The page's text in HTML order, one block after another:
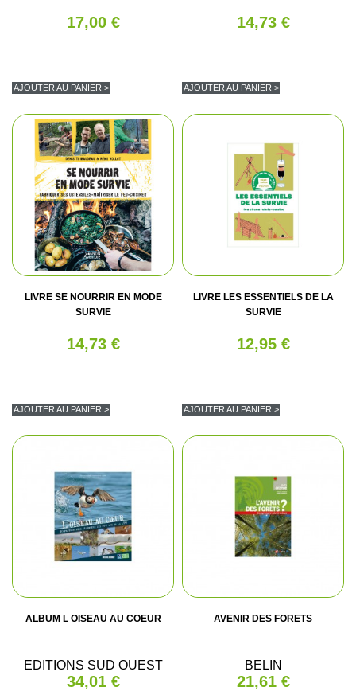
17,00 €
AJOUTER AU PANIER >
14,73 €
AJOUTER AU PANIER >
LIVRE SE NOURRIR EN MODE
SURVIE
14,73 €
AJOUTER AU PANIER >
LIVRE LES ESSENTIELS DE LA
SURVIE
12,95 €
AJOUTER AU PANIER >
ALBUM L OISEAU AU COEUR
EDITIONS SUD OUEST
34,01 €
AVENIR DES FORETS
BELIN
21,61 €